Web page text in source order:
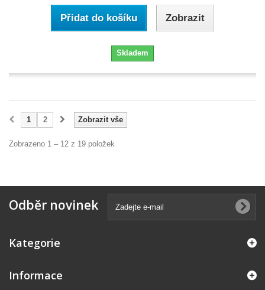
Přidat do košíku Zobrazit
Skladem
Zobrazit vše
1 2
Zobrazeno 1 – 12 z 19 položek
Odběr novinek
Kategorie
Informace